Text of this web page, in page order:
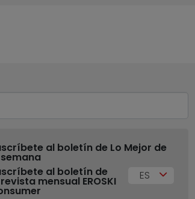
al boletín de Lo Mejor de
al boletín de
mensual EROSKI ES